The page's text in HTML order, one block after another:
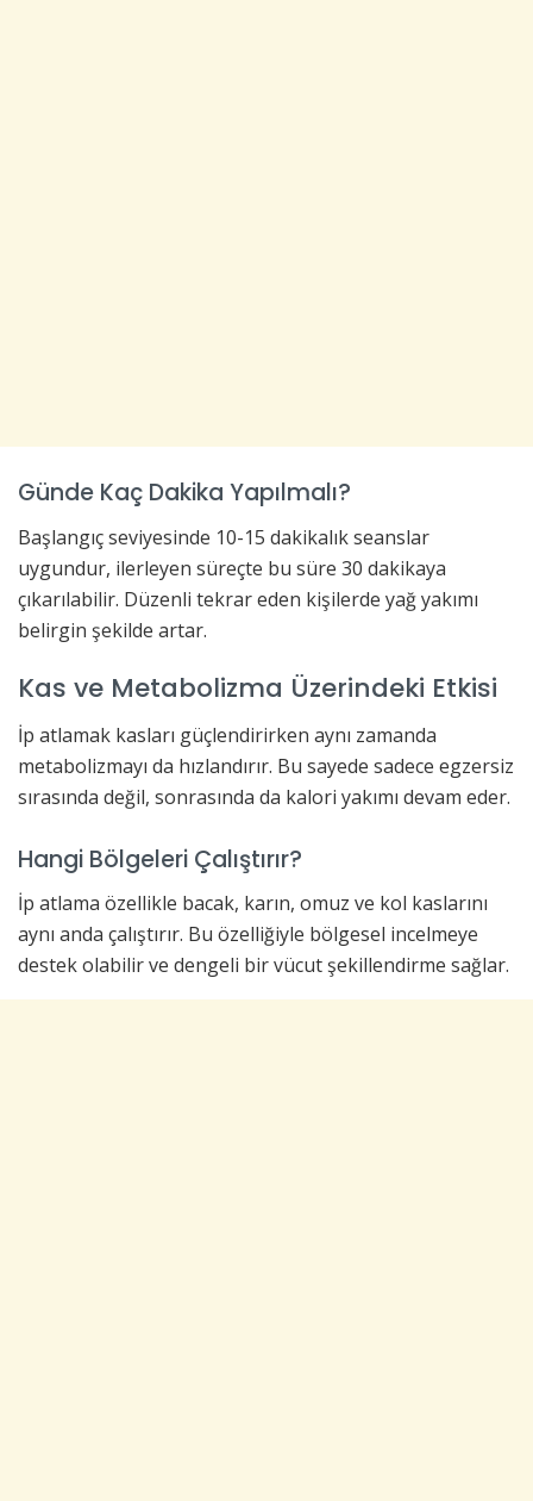
Günde Kaç Dakika Yapılmalı?
Başlangıç seviyesinde 10-15 dakikalık seanslar
uygundur, ilerleyen süreçte bu süre 30 dakikaya
çıkarılabilir. Düzenli tekrar eden kişilerde yağ yakımı
belirgin şekilde artar.
Kas ve Metabolizma Üzerindeki Etkisi
İp atlamak kasları güçlendirirken aynı zamanda
metabolizmayı da hızlandırır. Bu sayede sadece egzersiz
sırasında değil, sonrasında da kalori yakımı devam eder.
Hangi Bölgeleri Çalıştırır?
İp atlama özellikle bacak, karın, omuz ve kol kaslarını
aynı anda çalıştırır. Bu özelliğiyle bölgesel incelmeye
destek olabilir ve dengeli bir vücut şekillendirme sağlar.